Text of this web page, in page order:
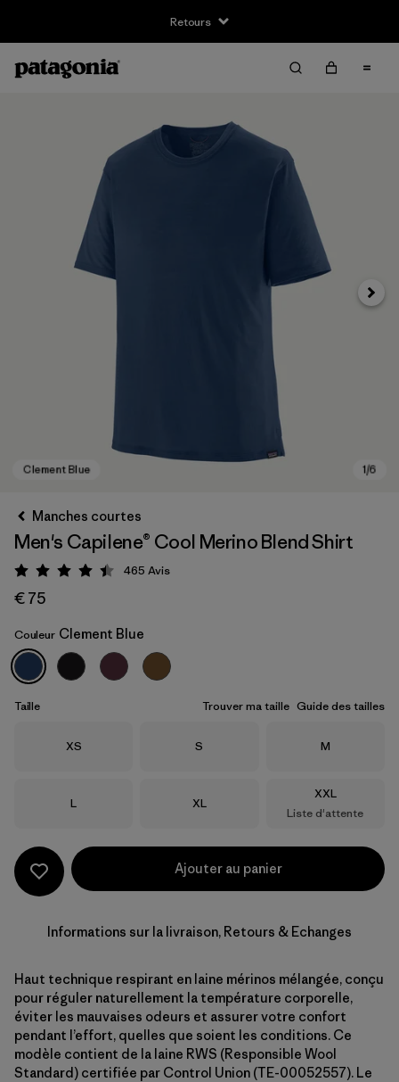
Retours
Clement Blue
Manches courtes
Men's Capilene® Cool Merino Blend Shirt
Évaluation: 4.4 / 5
465 Avis
€ 75
Couleur Clement Blue
Taille Trouver ma taille Guide des tailles
Taille
XS Taille
S Taille
M
Taille
L Taille
XL
Taille
XXL
Liste d'attente
Ajouter au panier
Informations sur la livraison, Retours & Echanges
Haut technique respirant en laine mérinos mélangée, conçu
pour réguler naturellement la température corporelle,
éviter les mauvaises odeurs et assurer votre confort
pendant l’effort, quelles que soient les conditions. Ce
modèle contient de la laine RWS (Responsible Wool
Standard) certifiée par Control Union (TE-00052557). Le